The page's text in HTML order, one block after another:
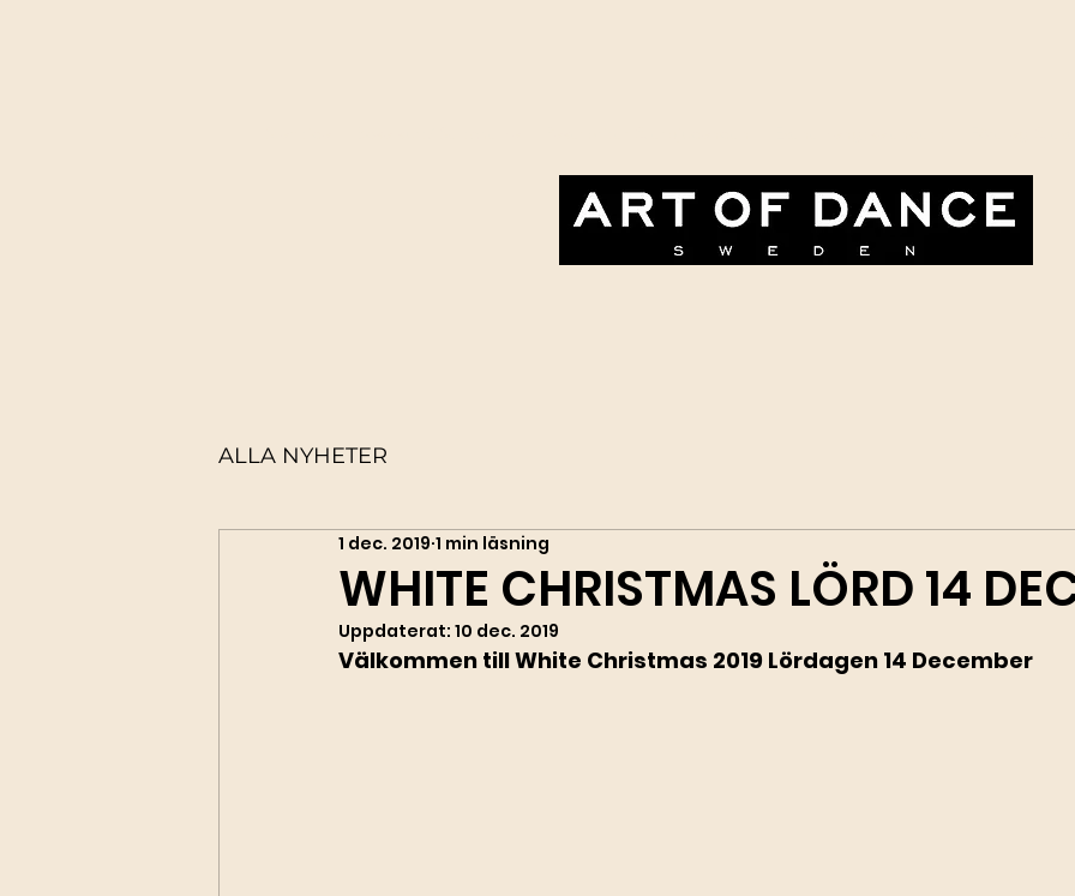
ALLA NYHETER
WHITE CHRISTMAS LÖRD 14
1 dec. 2019 1 min läsning
Uppdaterat: 10 dec. 2019
Välkommen till White Christmas 2019 Lördagen 14 December